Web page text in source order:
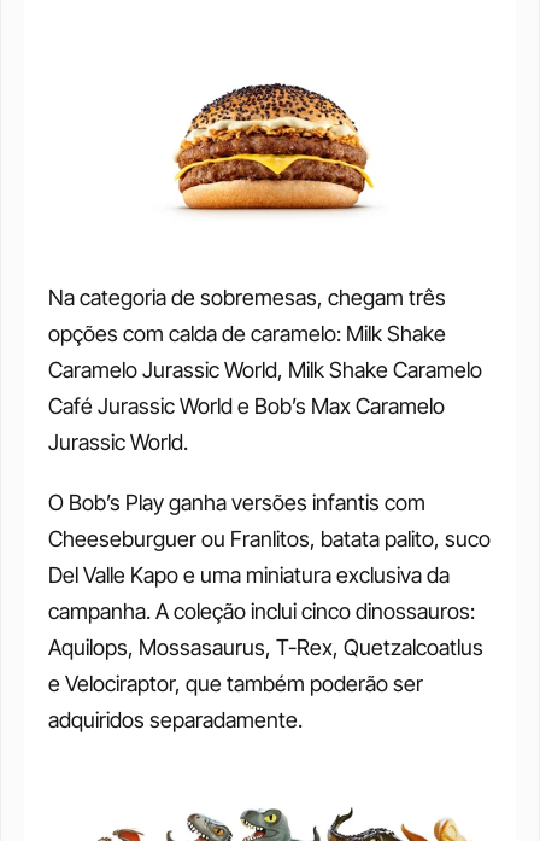
Na categoria de sobremesas, chegam três
opções com calda de caramelo: Milk Shake
Caramelo Jurassic World, Milk Shake Caramelo
Café Jurassic World e Bob’s Max Caramelo
Jurassic World.
O Bob’s Play ganha versões infantis com
Cheeseburguer ou Franlitos, batata palito, suco
Del Valle Kapo e uma miniatura exclusiva da
campanha. A coleção inclui cinco dinossauros:
Aquilops, Mossasaurus, T-Rex, Quetzalcoatlus
e Velociraptor, que também poderão ser
adquiridos separadamente.